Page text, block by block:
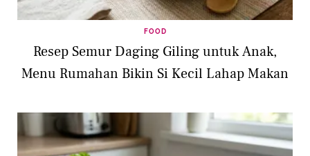
FOOD
Resep Semur Daging Giling untuk Anak,
Menu Rumahan Bikin Si Kecil Lahap Makan